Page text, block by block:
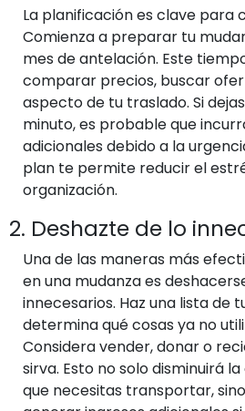
La planificación es clave para
Comienza a preparar tu
mes de antelación. Este
comparar precios, buscar
aspecto de tu traslado. Si
minuto, es probable que
adicionales debido a la
plan te permite reducir el
organización.
2. Deshazte de lo
Una de las maneras más
en una mudanza es
innecesarios. Haz una lista de
determina qué cosas ya no
Considera vender, donar o
sirva. Esto no solo disminuirá
que necesitas transportar,